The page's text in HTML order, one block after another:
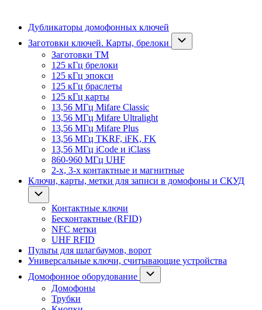
Дубликаторы домофонных ключей
Заготовки ключей. Карты, брелоки
Заготовки ТМ
125 кГц брелоки
125 кГц эпокси
125 кГц браслеты
125 кГц карты
13,56 МГц Mifare Classic
13,56 МГц Mifare Ultralight
13,56 МГц Mifare Plus
13,56 МГц TKRF, iFK, FK
13,56 МГц iCode и iClass
860-960 МГц UHF
2-х, 3-х контактные и магнитные
Ключи, карты, метки для записи в домофоны и СКУД
Контактные ключи
Бесконтактные (RFID)
NFC метки
UHF RFID
Пульты для шлагбаумов, ворот
Универсальные ключи, считывающие устройства
Домофонное оборудование
Домофоны
Трубки